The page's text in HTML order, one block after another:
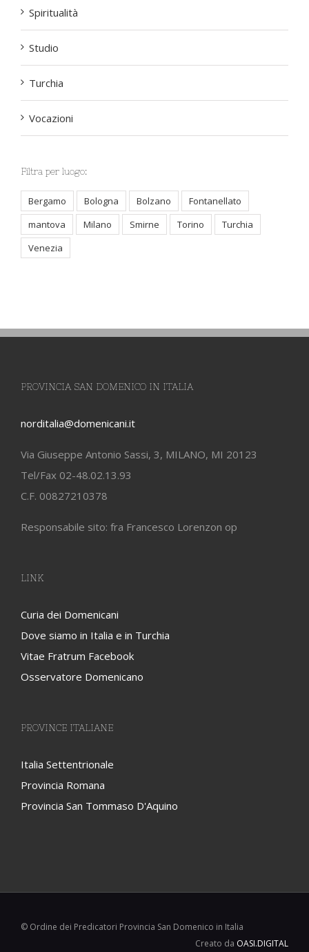
Spiritualità
Studio
Turchia
Vocazioni
Filtra per luogo:
Bergamo Bologna Bolzano
Fontanellato
mantova
Milano Smirne Torino
Turchia
Venezia
PROVINCIA SAN DOMENICO IN ITALIA
norditalia@domenicani.it
Via Giuseppe Antonio Sassi, 3, MILANO, MI 20123
Tel/Fax 02-48.02.13.93
C.F. 00827210378
Responsabile sito: fra Francesco Lorenzon op
LINK
Curia dei Domenicani
Dove siamo in Italia e in Turchia
Vitae Fratrum Facebook
Osservatore Domenicano
PROVINCE ITALIANE
Italia Settentrionale
Provincia Romana
Provincia San Tommaso D'Aquino
© Ordine dei Predicatori Provincia San Domenico in Italia
Creato da OASI.DIGITAL